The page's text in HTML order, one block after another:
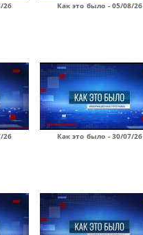
26 Как это было - 05/08/26
26 Как это было - 30/07/26